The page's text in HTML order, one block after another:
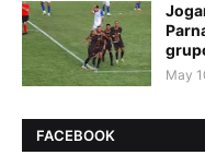
May
FACEBOOK